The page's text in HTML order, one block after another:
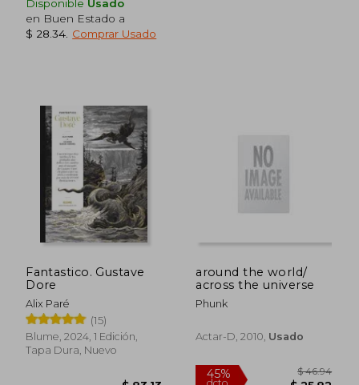
Disponible Usado
en Buen Estado a
$ 28.34 Comprar Usado
45%
Fantastico. Gustave
Dore
Alix Paré
(15)
Blume, 2024, 1 Edición,
Tapa Dura, Nuevo
around the world/
across the universe
Phunk
Actar-D, 2010, Usado